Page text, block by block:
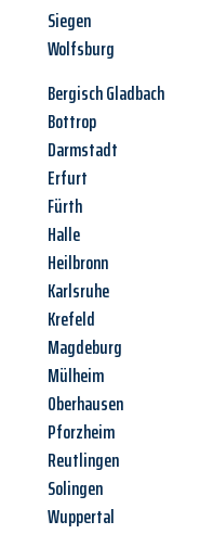
Siegen
Wolfsburg
Bergisch Gladbach
Bottrop
Darmstadt
Erfurt
Fürth
Halle
Heilbronn
Karlsruhe
Krefeld
Magdeburg
Mülheim
Oberhausen
Pforzheim
Reutlingen
Solingen
Wuppertal